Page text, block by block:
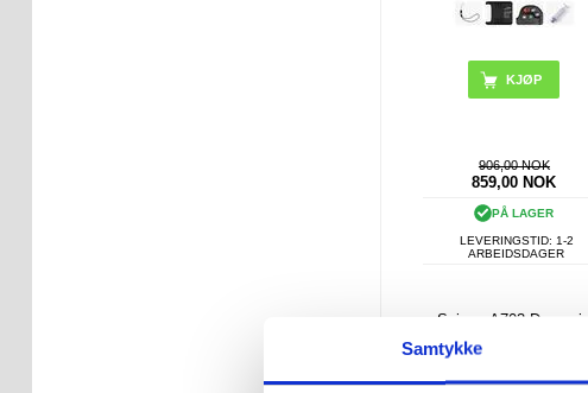
Samtykke
906,00 NOK
859,00 NOK
PÅ LAGER
LEVERINGSTID: 1-2
ARBEIDSDAGER
Spigen A703 Dynamic
Shield Sportsarmbånd -
6.9" - Svart